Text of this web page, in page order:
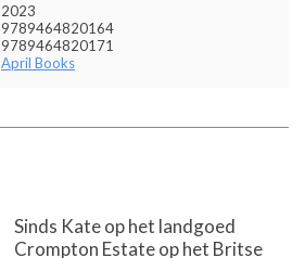
2023
9789464820164
9789464820171
April Books
Sinds Kate op het landgoed
Crompton Estate op het Britse